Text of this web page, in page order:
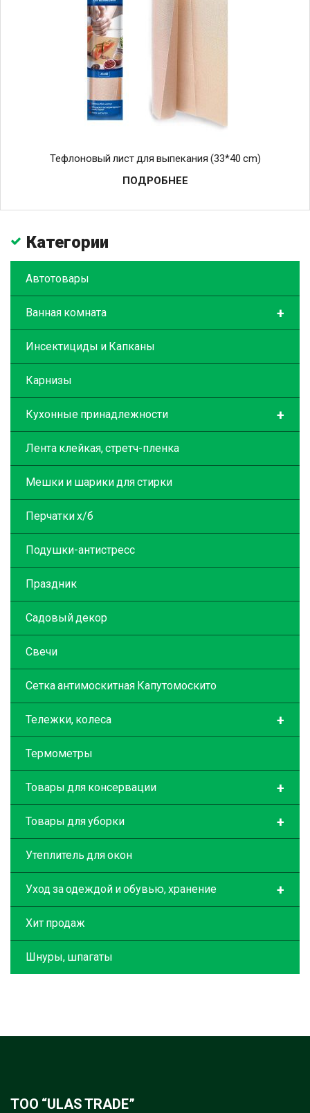
Тефлоновый лист для выпекания (33*40 cm)
ПОДРОБНЕЕ
Категории
Автотовары
+
Ванная комната
Инсектициды и Капканы
Карнизы
+
Кухонные принадлежности
Лента клейкая, стретч-пленка
Мешки и шарики для стирки
Перчатки х/б
Подушки-антистресс
Праздник
Садовый декор
Свечи
Сетка антимоскитная Капутомоскито
+
Тележки, колеса
Термометры
+
Товары для консервации
+
Товары для уборки
Утеплитель для окон
+
Уход за одеждой и обувью, хранение
Хит продаж
Шнуры, шпагаты
ТОО “ULAS TRADE”